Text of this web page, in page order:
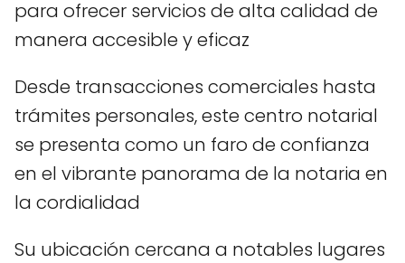
para ofrecer servicios de alta calidad de
manera accesible y eficaz
Desde transacciones comerciales hasta
trámites personales, este centro notarial
se presenta como un faro de confianza
en el vibrante panorama de la notaria en
la cordialidad
Su ubicación cercana a notables lugares